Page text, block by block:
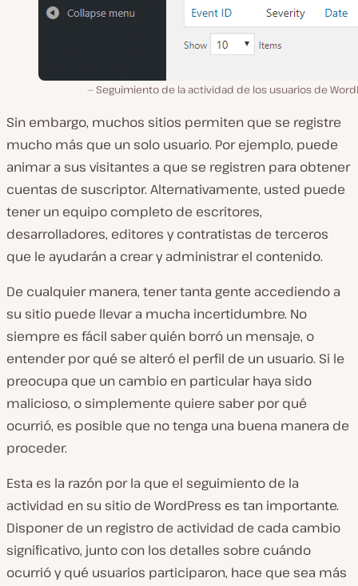
Seguimiento de la actividad de los usuarios de
Sin embargo, muchos sitios permiten que se registre
mucho más que un solo usuario. Por ejemplo, puede
animar a sus visitantes a que se registren para obtener
cuentas de suscriptor. Alternativamente, usted puede
tener un equipo completo de escritores,
desarrolladores, editores y contratistas de terceros
que le ayudarán a crear y administrar el contenido.
De cualquier manera, tener tanta gente accediendo a
su sitio puede llevar a mucha incertidumbre. No
siempre es fácil saber quién borró un mensaje, o
entender por qué se alteró el perfil de un usuario. Si le
preocupa que un cambio en particular haya sido
malicioso, o simplemente quiere saber por qué
ocurrió, es posible que no tenga una buena manera de
proceder.
Esta es la razón por la que el seguimiento de la
actividad en su sitio de WordPress es tan importante.
Disponer de un registro de actividad de cada cambio
significativo, junto con los detalles sobre cuándo
ocurrió y qué usuarios participaron, hace que sea más